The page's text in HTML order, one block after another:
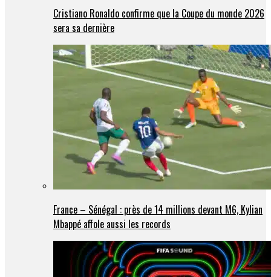
Cristiano Ronaldo confirme que la Coupe du monde 2026
sera sa dernière
France – Sénégal : près de 14 millions devant M6, Kylian
Mbappé affole aussi les records